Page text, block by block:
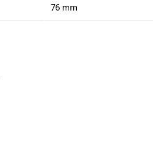
76 mm